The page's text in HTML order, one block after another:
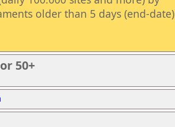
older than 5 days (end-date)
50+